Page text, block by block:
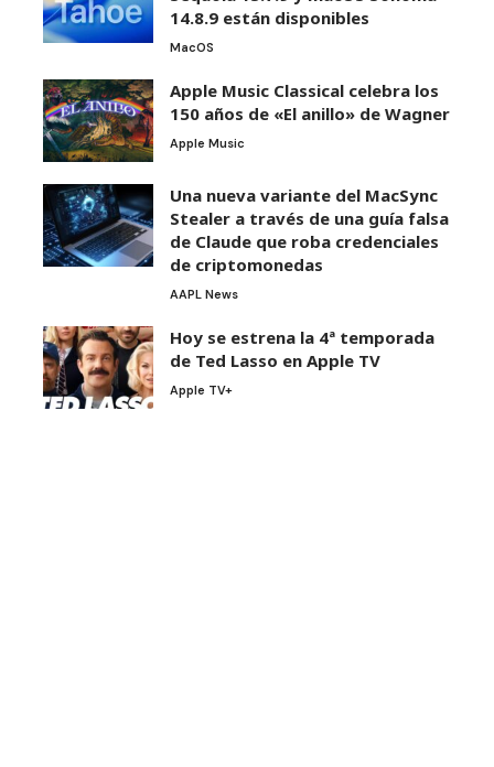
14.8.9 están disponibles
MacOS
Apple Music Classical celebra los
150 años de «El anillo» de Wagner
Apple Music
Una nueva variante del MacSync
Stealer a través de una guía falsa
de Claude que roba credenciales
de criptomonedas
AAPL News
Hoy se estrena la 4ª temporada
de Ted Lasso en Apple TV
Apple TV+